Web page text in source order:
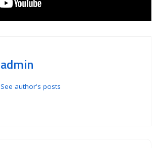
admin
See author's posts